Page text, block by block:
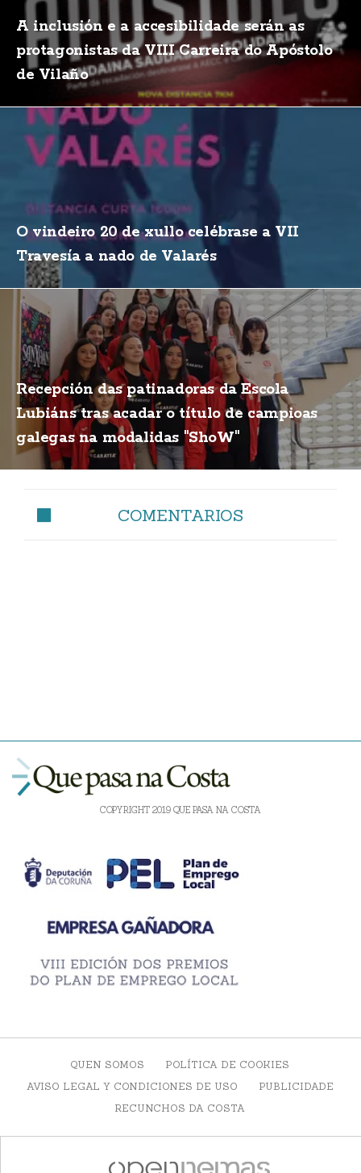
A inclusión e a accesibilidade serán as
protagonistas da VIII Carreira do Apóstolo
de Vilaño
O vindeiro 20 de xullo celébrase a VII
Travesía a nado de Valarés
Recepción das patinadoras da Escola
Lubiáns tras acadar o título de campioas
galegas na modalidas "ShoW"
COMENTARIOS
COPYRIGHT 2019 QUE PASA NA COSTA
QUEN SOMOS
POLÍTICA DE COOKIES
AVISO LEGAL Y CONDICIONES DE USO
PUBLICIDADE
RECUNCHOS DA COSTA